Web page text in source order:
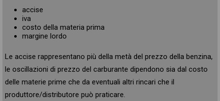
accise
iva
costo della materia prima
margine lordo
Le accise rappresentano più della metà del prezzo della benzina,
le oscillazioni di prezzo del carburante dipendono sia dal costo
delle materie prime che da eventuali altri rincari che il
produttore/distributore può praticare.